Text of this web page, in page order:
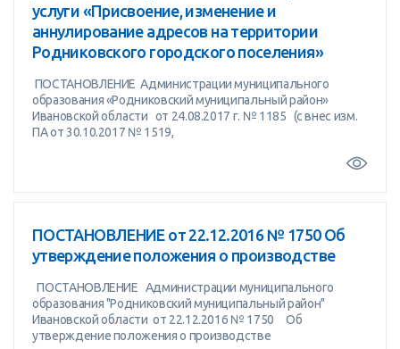
услуги «Присвоение, изменение и
аннулирование адресов на территории
Родниковского городского поселения»
ПОСТАНОВЛЕНИЕ Администрации муниципального
образования «Родниковский муниципальный район»
Ивановской области от 24.08.2017 г. № 1185 (с внес изм.
ПА от 30.10.2017 № 1519,
ПОСТАНОВЛЕНИЕ от 22.12.2016 № 1750 Об
утверждение положения о производстве
ПОСТАНОВЛЕНИЕ Администрации муниципального
образования "Родниковский муниципальный район"
Ивановской области от 22.12.2016 № 1750 Об
утверждение положения о производстве